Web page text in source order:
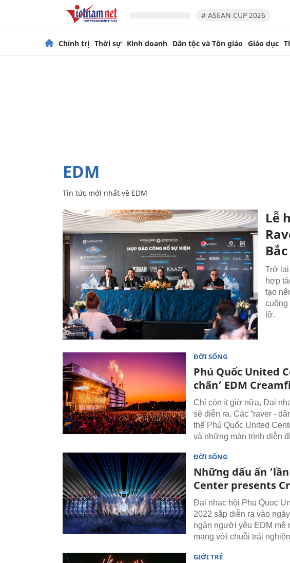
# ASEAN CUP 2026
Chính trị Thời sự Kinh doanh Dân tộc và Tôn giáo Giáo dục
EDM
Tin tức mới nhất về EDM
Lễ
Bắc
Trở
hợp
tạo
cuồng
lỡ.
ĐỜI SỐNG
Phú Quốc United
chấn’ EDM
Chỉ còn ít giờ nữa, Đại
sẽ diễn ra. Các “raver -
thể Phú Quốc United
và những màn trình diễn
ĐỜI SỐNG
Những dấu ấn
Center presents
Đại nhạc hội Phu Quoc
2022 sắp diễn ra vào
ngàn người yêu EDM mê
mạng với chuỗi trải
GIỚI TRẺ